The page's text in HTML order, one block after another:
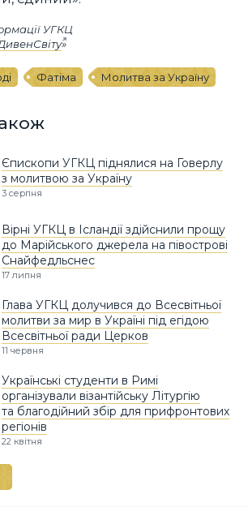
УГКЦ
»
Фатіма Молитва за Україну
Єпископи УГКЦ піднялися на Говерлу
з молитвою за Україну
3 серпня
Вірні УГКЦ в Ісландії здійснили прощу
до Марійського джерела на півострові
Снайфедльснес
17 липня
Глава УГКЦ долучився до Всесвітньої
молитви за мир в Україні під егідою
Всесвітньої ради Церков
11 червня
Українські студенти в Римі
організували візантійську Літургію
та благодійний збір для прифронтових
регіонів
22 квітня